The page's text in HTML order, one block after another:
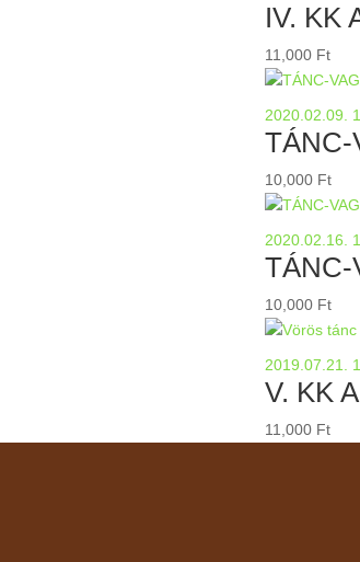
IV. KK
11,000 Ft
2020.02.09.
TÁNC-
10,000 Ft
2020.02.16.
TÁNC-
10,000 Ft
2019.07.21.
V. KK
11,000 Ft